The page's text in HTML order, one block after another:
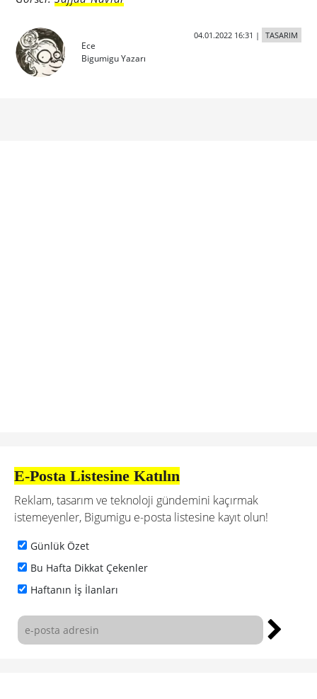
Ece
Bigumigu Yazarı
04.01.2022 16:31 | TASARIM
E-Posta Listesine Katılın
Reklam, tasarım ve teknoloji gündemini kaçırmak
istemeyenler, Bigumigu e-posta listesine kayıt olun!
Günlük Özet
Bu Hafta Dikkat Çekenler
Haftanın İş İlanları